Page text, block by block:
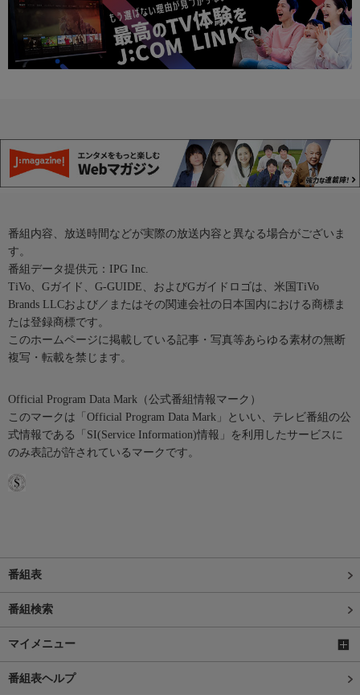
番組内容、放送時間などが実際の放送内容と異なる場合がございま
す。
番組データ提供元：IPG Inc.
TiVo、Gガイド、G-GUIDE、およびGガイドロゴは、米国TiVo
Brands LLCおよび／またはその関連会社の日本国内における商標ま
たは登録商標です。
このホームページに掲載している記事・写真等あらゆる素材の無断
複写・転載を禁じます。
Official Program Data Mark（公式番組情報マーク）
このマークは「Official Program Data Mark」といい、テレビ番組の公
式情報である「SI(Service Information)情報」を利用したサービスに
のみ表記が許されているマークです。
番組表
番組検索
マイメニュー
番組表ヘルプ